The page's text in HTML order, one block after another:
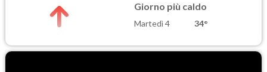
Giorno più caldo
Martedì 4 34°